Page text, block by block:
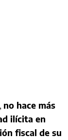
no hace más
ilícita en
fiscal de su